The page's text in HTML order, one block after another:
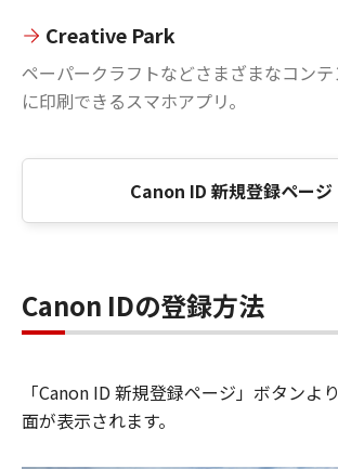
Creative Park
ペーパークラフトなどさまざまなコン
に印刷できるスマホアプリ。
Canon ID 新規登録ページ
Canon IDの登録方法
「Canon ID 新規登録ページ」ボタンよ
面が表示されます。